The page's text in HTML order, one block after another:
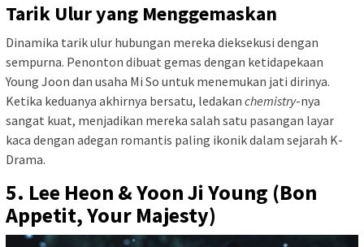
Tarik Ulur yang Menggemaskan
Dinamika tarik ulur hubungan mereka dieksekusi dengan
sempurna. Penonton dibuat gemas dengan ketidapekaan
Young Joon dan usaha Mi So untuk menemukan jati dirinya.
Ketika keduanya akhirnya bersatu, ledakan chemistry-nya
sangat kuat, menjadikan mereka salah satu pasangan layar
kaca dengan adegan romantis paling ikonik dalam sejarah K-
Drama.
5. Lee Heon & Yoon Ji Young (Bon
Appetit, Your Majesty)